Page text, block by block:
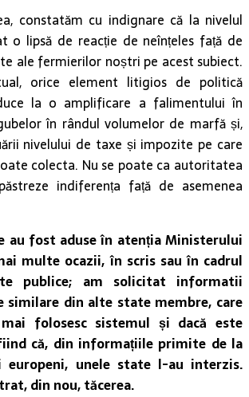
constatăm cu indignare că la nivelul
o lipsă de reacție de neînțeles față de
ale fermierilor noștri pe acest subiect.
orice element litigios de politică
la o amplificare a falimentului în
în rândul volumelor de marfă și,
nivelului de taxe și impozite pe care
colecta. Nu se poate ca autoritatea
indiferența față de asemenea
au fost aduse în atenția Ministerului
multe ocazii, în scris sau în cadrul
publice; am solicitat informatii
similare din alte state membre, care
folosesc sistemul și dacă este
că, din informațiile primite de la
unele state l-au interzis.
din nou, tăcerea.